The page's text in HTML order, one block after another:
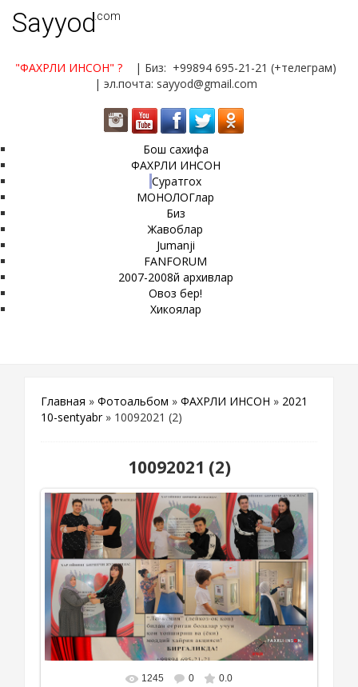
Sayyod.com
"ФАХРЛИ ИНСОН" ?
| Биз: +99894 695-21-21 (+телеграм)
| эл.почта: sayyod@gmail.com
Бош сахифа
ФАХРЛИ ИНСОН
Суратгох
МОНОЛОГлар
Биз
Жавоблар
Jumanji
FANFORUM
2007-2008й архивлар
Овоз бер!
Хикоялар
Главная » Фотоальбом » ФАХРЛИ ИНСОН » 2021
10-sentyabr» 10092021 (2)
10092021 (2)
В реальном размере 1111x694
1245 0 0.0